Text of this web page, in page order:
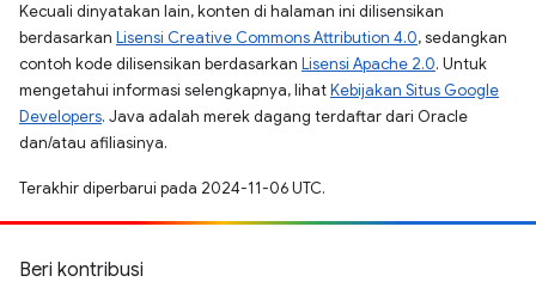
Kecuali dinyatakan lain, konten di halaman ini dilisensikan
berdasarkan Lisensi Creative Commons Attribution 4.0, sedangkan
contoh kode dilisensikan berdasarkan Lisensi Apache 2.0. Untuk
mengetahui informasi selengkapnya, lihatKebijakan Situs Google
Developers. Java adalah merek dagang terdaftar dari Oracle
dan/atau afiliasinya.
Terakhir diperbarui pada 2024-11-06 UTC.
Beri kontribusi